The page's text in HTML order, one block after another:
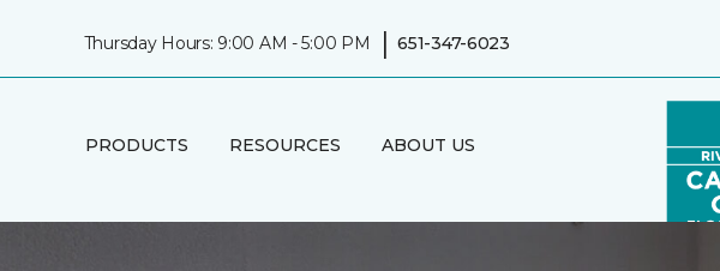
Thursday Hours: 9:00 AM - 5:00 PM | 651-347-6023
PRODUCTS RESOURCES ABOUT US